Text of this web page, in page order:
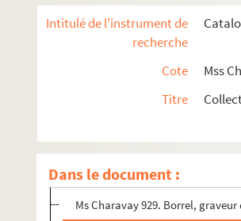
Intitulé de l'instrument de
recherche
Cote
Mss
Titre
Dans le document :
Ms Charavay 921. Abrial, ministre
Ms Charavay 922. Acher (Le
Ms Charavay 925. Becdelièvre
Ms Charavay 927. Blacas (Le duc
Ms Charavay 928. Bonafous
Ms Charavay 929. Borrel, graveur